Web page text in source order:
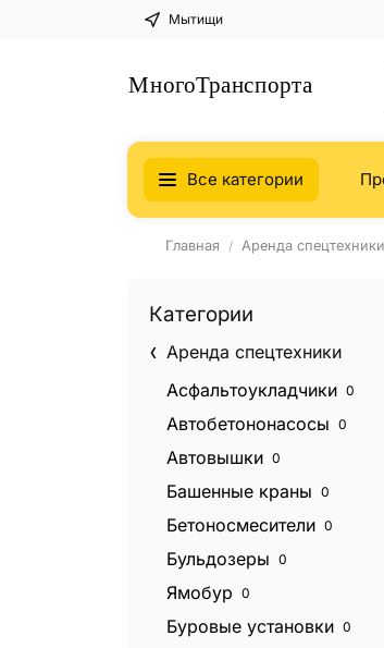
Мытищи
Все категории
Главная Аренда спецтехники
Категории
Аренда спецтехники
Асфальтоукладчики 0
Автобетононасосы 0
Автовышки 0
Башенные краны 0
Бетоносмесители 0
Бульдозеры 0
Ямобур 0
Буровые установки 0